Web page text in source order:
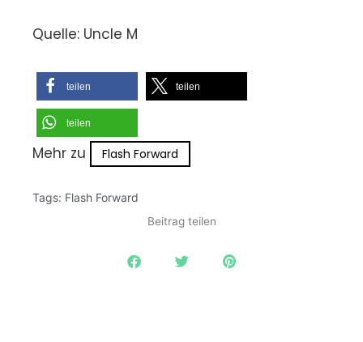
Quelle: Uncle M
teilen teilen
teilen
Mehr zu Flash Forward
Tags: Flash Forward
Beitrag teilen